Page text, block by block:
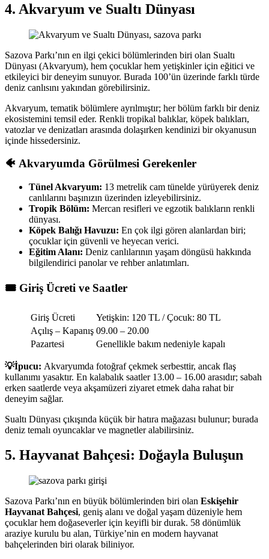
4. Akvaryum ve Sualtı Dünyası
Sazova Parkı’nın en ilgi çekici bölümlerinden biri olan Sualtı
Dünyası (Akvaryum), hem çocuklar hem yetişkinler için eğitici ve
etkileyici bir deneyim sunuyor. Burada 100’ün üzerinde farklı türde
deniz canlısını yakından görebilirsiniz.
Akvaryum, tematik bölümlere ayrılmıştır; her bölüm farklı bir deniz
ekosistemini temsil eder. Renkli tropikal balıklar, köpek balıkları,
vatozlar ve denizatları arasında dolaşırken kendinizi bir okyanusun
içinde hissedersiniz.
🐠 Akvaryumda Görülmesi Gerekenler
Tünel Akvaryum: 13 metrelik cam tünelde yürüyerek deniz
canlılarını başınızın üzerinden izleyebilirsiniz.
Tropik Bölüm: Mercan resifleri ve egzotik balıkların renkli
dünyası.
Köpek Balığı Havuzu: En çok ilgi gören alanlardan biri;
çocuklar için güvenli ve heyecan verici.
Eğitim Alanı: Deniz canlılarının yaşam döngüsü hakkında
bilgilendirici panolar ve rehber anlatımları.
🎟️ Giriş Ücreti ve Saatler
Giriş Ücreti
Yetişkin: 120 TL / Çocuk: 80 TL
Açılış – Kapanış 09.00 – 20.00
Pazartesi
Genellikle bakım nedeniyle kapalı
💡İpucu: Akvaryumda fotoğraf çekmek serbesttir, ancak flaş
kullanımı yasaktır. En kalabalık saatler 13.00 – 16.00 arasıdır; sabah
erken saatlerde veya akşamüzeri ziyaret etmek daha rahat bir
deneyim sağlar.
Sualtı Dünyası çıkışında küçük bir hatıra mağazası bulunur; burada
deniz temalı oyuncaklar ve magnetler alabilirsiniz.
5. Hayvanat Bahçesi: Doğayla Buluşun
Sazova Parkı’nın en büyük bölümlerinden biri olan Eskişehir
Hayvanat Bahçesi, geniş alanı ve doğal yaşam düzeniyle hem
çocuklar hem doğaseverler için keyifli bir durak. 58 dönümlük
araziye kurulu bu alan, Türkiye’nin en modern hayvanat
bahçelerinden biri olarak biliniyor.